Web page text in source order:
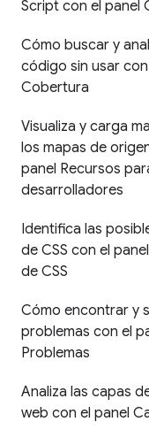
Script con el panel
Cómo buscar y
código sin usar
Cobertura
Visualiza y carga
los mapas de
panel Recursos
desarrolladores
Identifica las
de CSS con el
de CSS
Cómo encontrar y
problemas con el
Problemas
Analiza las capas
web con el panel